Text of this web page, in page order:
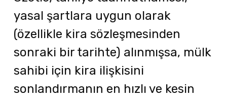
yasal şartlara uygun olarak
(özellikle kira sözleşmesinden
sonraki bir tarihte) alınmışsa, mülk
sahibi için kira ilişkisini
sonlandırmanın en hızlı ve kesin